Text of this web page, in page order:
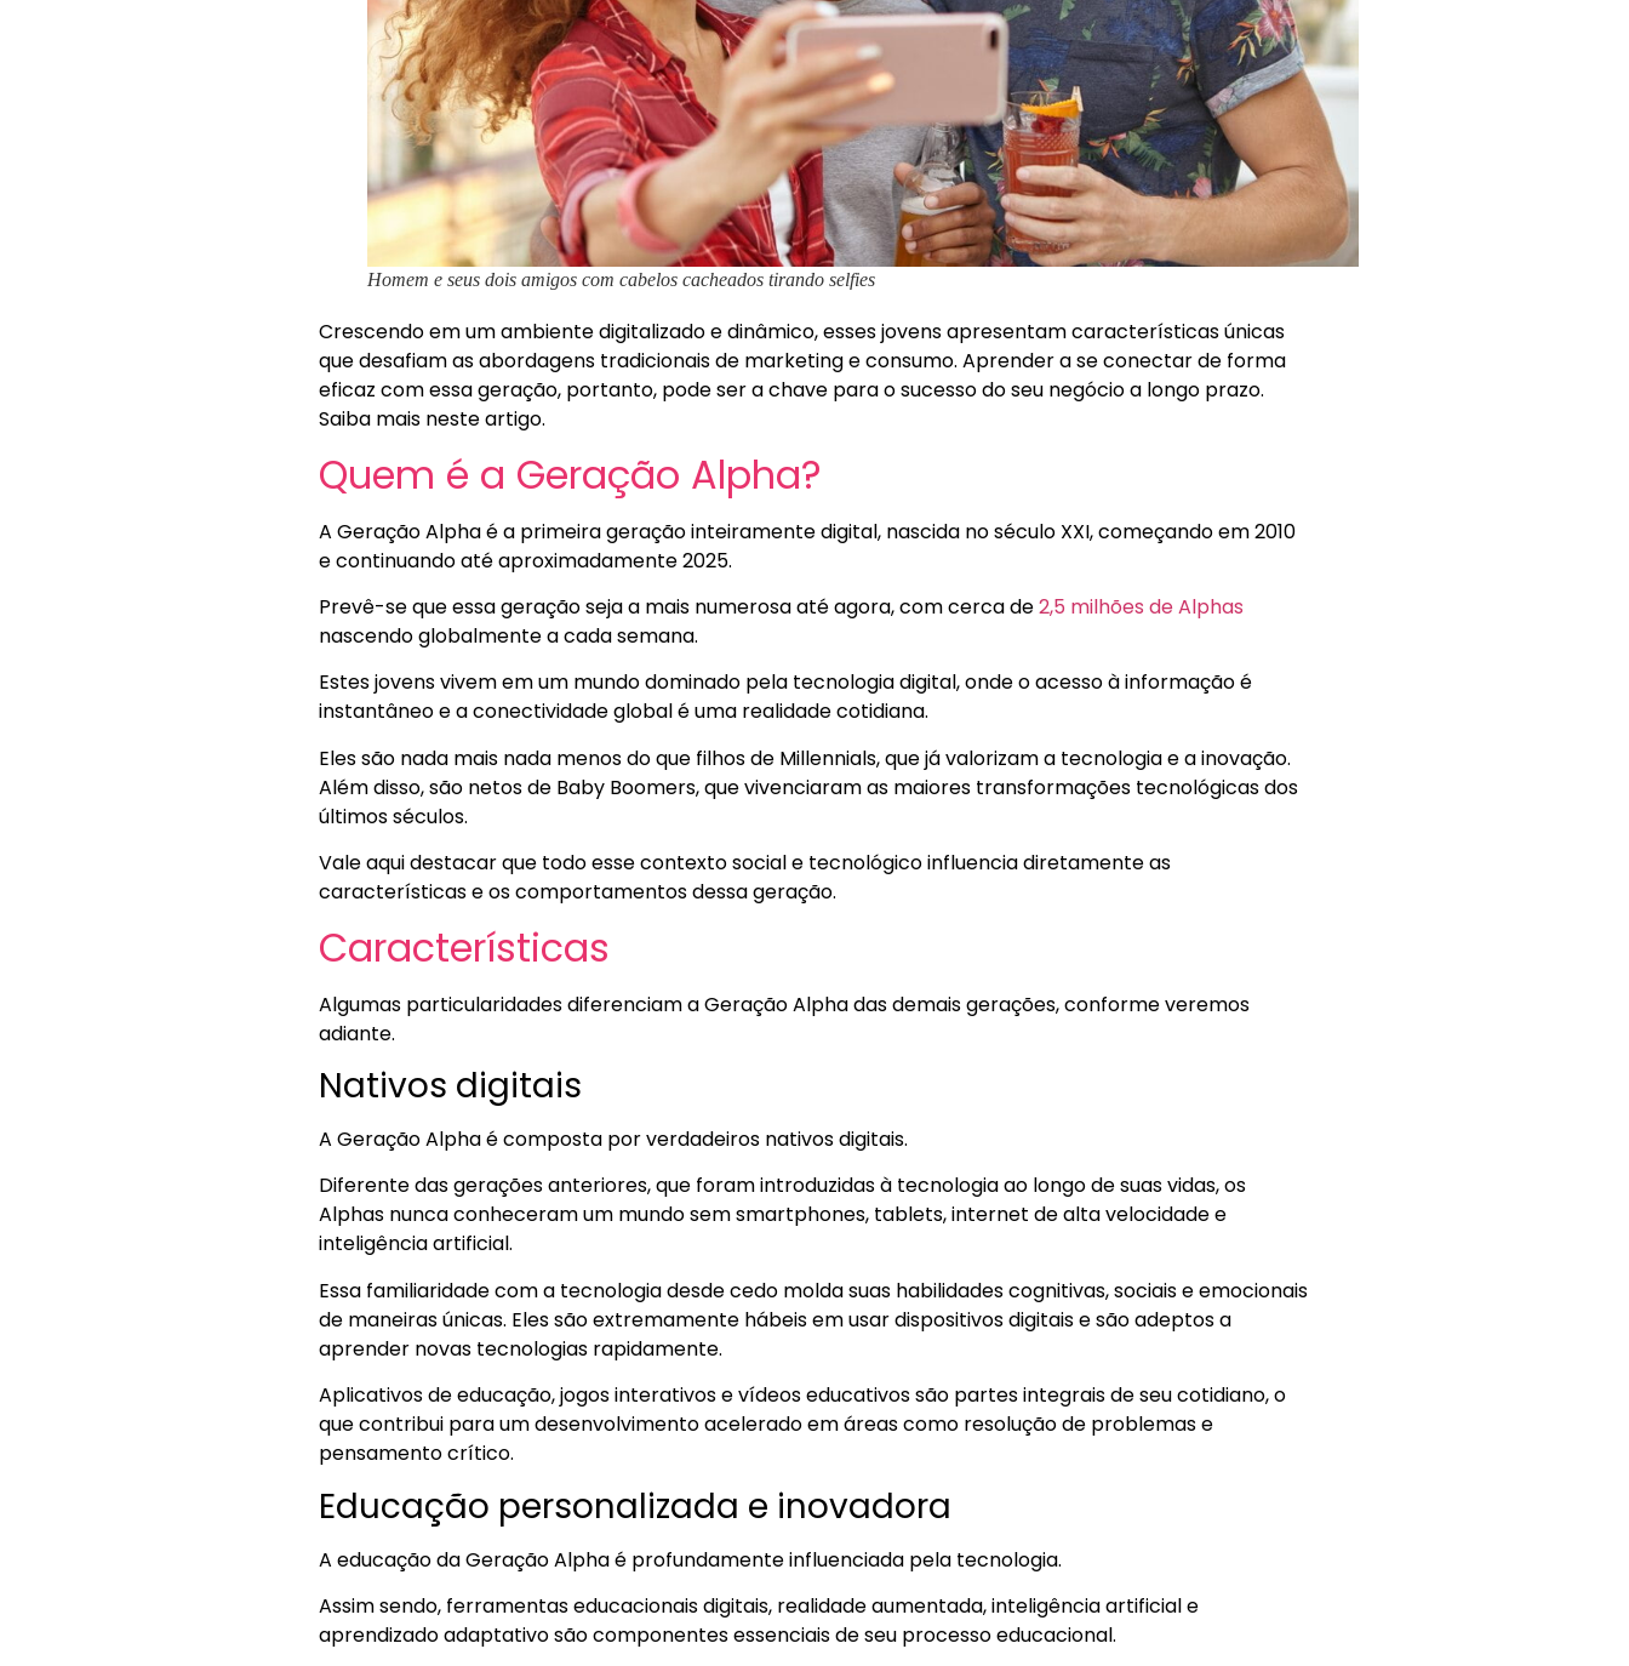
Homem e seus dois amigos com cabelos cacheados tirando selfies
Crescendo em um ambiente digitalizado e dinâmico, esses jovens apresentam características únicas
que desafiam as abordagens tradicionais de marketing e consumo. Aprender a se conectar de forma
eficaz com essa geração, portanto, pode ser a chave para o sucesso do seu negócio a longo prazo.
Saiba mais neste artigo.
Quem é a Geração Alpha?
A Geração Alpha é a primeira geração inteiramente digital, nascida no século XXI, começando em 2010
e continuando até aproximadamente 2025.
Prevê-se que essa geração seja a mais numerosa até agora, com cerca de2,5 milhões de Alphas
nascendo globalmente a cada semana.
Estes jovens vivem em um mundo dominado pela tecnologia digital, onde o acesso à informação é
instantâneo e a conectividade global é uma realidade cotidiana.
Eles são nada mais nada menos do que filhos de Millennials, que já valorizam a tecnologia e a inovação.
Além disso, são netos de Baby Boomers, que vivenciaram as maiores transformações tecnológicas dos
últimos séculos.
Vale aqui destacar que todo esse contexto social e tecnológico influencia diretamente as
características e os comportamentos dessa geração.
Características
Algumas particularidades diferenciam a Geração Alpha das demais gerações, conforme veremos
adiante.
Nativos digitais
A Geração Alpha é composta por verdadeiros nativos digitais.
Diferente das gerações anteriores, que foram introduzidas à tecnologia ao longo de suas vidas, os
Alphas nunca conheceram um mundo sem smartphones, tablets, internet de alta velocidade e
inteligência artificial.
Essa familiaridade com a tecnologia desde cedo molda suas habilidades cognitivas, sociais e emocionais
de maneiras únicas. Eles são extremamente hábeis em usar dispositivos digitais e são adeptos a
aprender novas tecnologias rapidamente.
Aplicativos de educação, jogos interativos e vídeos educativos são partes integrais de seu cotidiano, o
que contribui para um desenvolvimento acelerado em áreas como resolução de problemas e
pensamento crítico.
Educação personalizada e inovadora
A educação da Geração Alpha é profundamente influenciada pela tecnologia.
Assim sendo, ferramentas educacionais digitais, realidade aumentada, inteligência artificial e
aprendizado adaptativo são componentes essenciais de seu processo educacional.